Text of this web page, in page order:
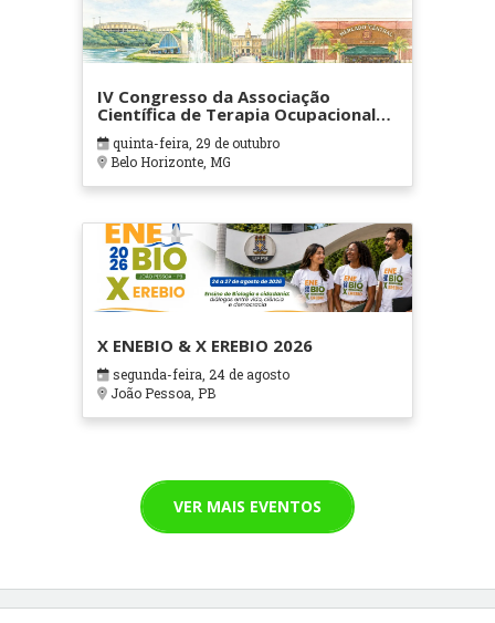
IV Congresso da Associação
Científica de Terapia Ocupacional
em Contextos Hospitalares e
Cuidados Paliativos - ATOHOSP
quinta-feira, 29 de outubro
Belo Horizonte, MG
X ENEBIO & X EREBIO 2026
segunda-feira, 24 de agosto
João Pessoa, PB
VER MAIS EVENTOS